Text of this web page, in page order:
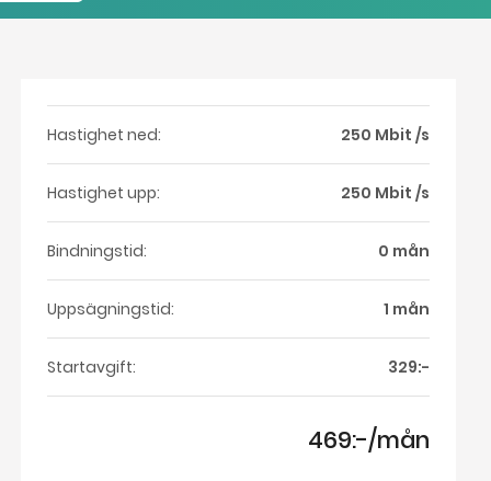
Hastighet ned: 250 Mbit /s
Hastighet upp: 250 Mbit /s
Bindningstid: 0 mån
Uppsägningstid: 1 mån
Startavgift: 329:-
469:-/mån